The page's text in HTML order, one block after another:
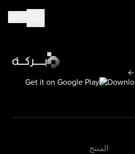
المنتج